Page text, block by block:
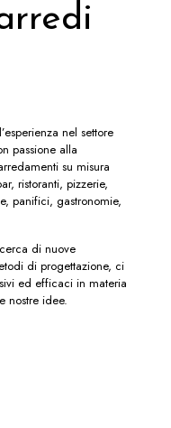
nel settore
passione alla
su misura
ristoranti, pizzerie,
panifici, gastronomie,
di nuove
di progettazione, ci
ed efficaci in materia
nostre idee.